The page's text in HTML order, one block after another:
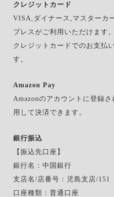
クレジットカード
VISA,ダイナース,マスターカ
プレスがご利用いただけます。
クレジットカードでのお支払
す。
Amazon Pay
Amazonのアカウントに登録
用して決済できます。
銀行振込
【振込先口座】
銀行名：中国銀行
支店名/店番号：児島支店/151
口座種類：普通口座